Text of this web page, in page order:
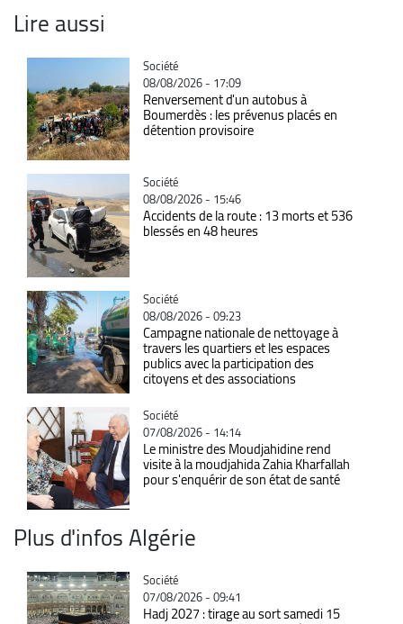
Lire aussi
Catégorie
Société
08/08/2026 - 17:09
Renversement d'un autobus à
Boumerdès : les prévenus placés en
détention provisoire
Catégorie
Société
08/08/2026 - 15:46
Accidents de la route : 13 morts et 536
blessés en 48 heures
Catégorie
Société
08/08/2026 - 09:23
Campagne nationale de nettoyage à
travers les quartiers et les espaces
publics avec la participation des
citoyens et des associations
Catégorie
Société
07/08/2026 - 14:14
Le ministre des Moudjahidine rend
visite à la moudjahida Zahia Kharfallah
pour s'enquérir de son état de santé
Plus d'infos Algérie
Catégorie
Société
07/08/2026 - 09:41
Hadj 2027 : tirage au sort samedi 15